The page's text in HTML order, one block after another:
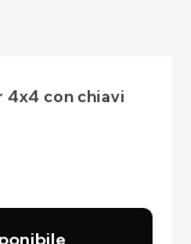
4x4 con chiavi